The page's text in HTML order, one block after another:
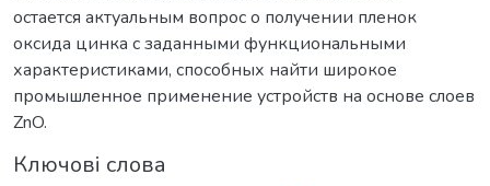
остается актуальным вопрос о получении пленок
оксида цинка с заданными функциональными
характеристиками, способных найти широкое
промышленное применение устройств на основе слоев
ZnO.
Ключові слова